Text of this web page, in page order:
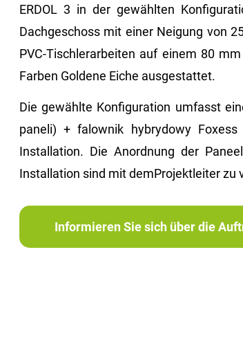
ERDOL 3 in der gewählten
Dachgeschoss mit einer Neigung von
PVC-Tischlerarbeiten auf einem 80
Farben Goldene Eiche ausgestattet.
Die gewählte Konfiguration umfasst
paneli) + falownik hybrydowy
Installation. Die Anordnung der
Installation sind mit demProjektleiter zu
Informieren Sie sich über die